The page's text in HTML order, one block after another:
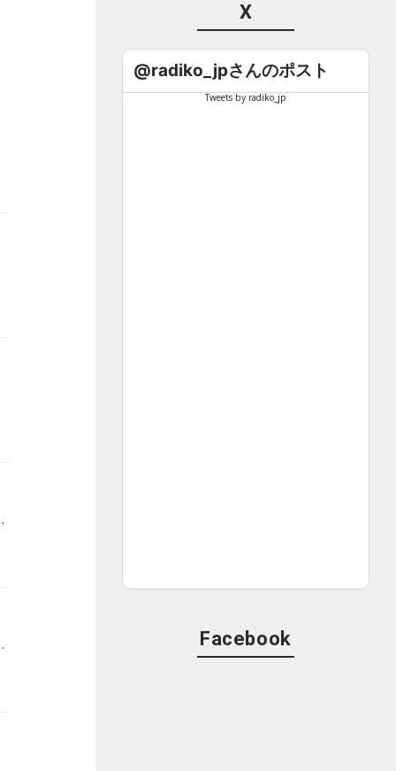
回答をもとに、エピソードをまとめてご紹介します！
で、ぜひ番組を聴いてみてください！（※2025年1月更新）
X
@radiko_jpさんのポスト
Tweets by radiko_jp
Facebook